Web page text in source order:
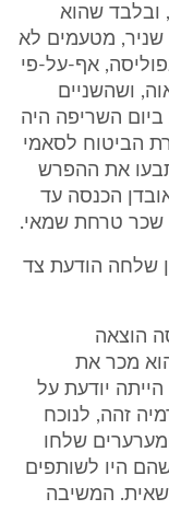
ובלבד שהוא
שניר, מטעמים לא
אף-על-פי
ושהשניים
השריפה היה
הביטוח לסאמי
תבעו את ההפרש
80,000 ₪ בגין אובדן הכנסה עד
שלחה הודעת צד
הוצאה
מכר את
יודעת על
זהה, לנוכח
שלחו
היו לשותפים
המשיבה